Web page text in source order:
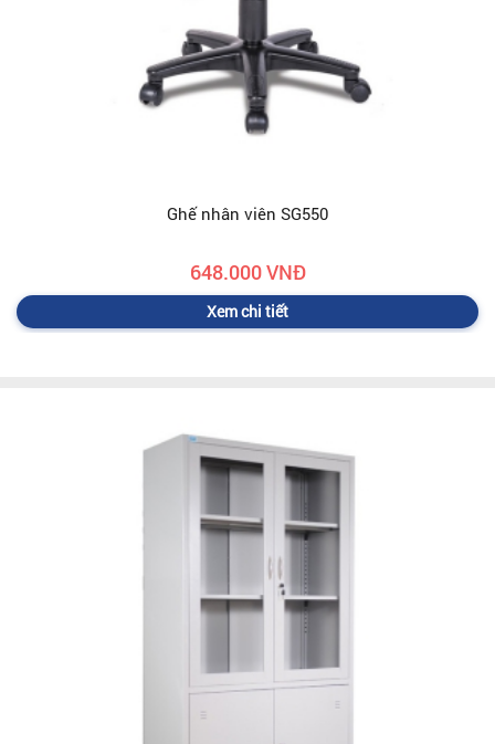
Ghế nhân viên SG550
648.000 VNĐ
Xem chi tiết